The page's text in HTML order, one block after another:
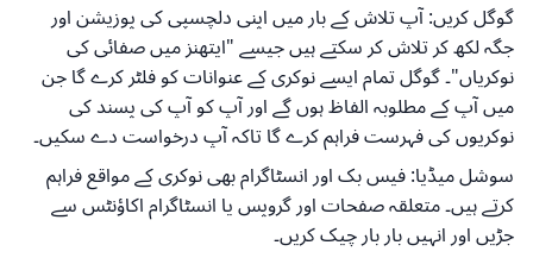
گوگل کریں: آپ تلاش کے بار میں اپنی دلچسپی کی پوزیشن اور
جگہ لکھ کر تلاش کر سکتے ہیں جیسے "ایتھنز میں صفائی کی
نوکریاں"۔ گوگل تمام ایسے نوکری کے عنوانات کو فلٹر کرے گا جن
میں آپ کے مطلوبہ الفاظ ہوں گے اور آپ کو آپ کی پسند کی
نوکریوں کی فہرست فراہم کرے گا تاکہ آپ درخواست دے سکیں۔
سوشل میڈیا: فیس بک اور انسٹاگرام بھی نوکری کے مواقع فراہم
کرتے ہیں۔ متعلقہ صفحات اور گروپس یا انسٹاگرام اکاؤنٹس سے
جڑیں اور انہیں بار بار چیک کریں۔